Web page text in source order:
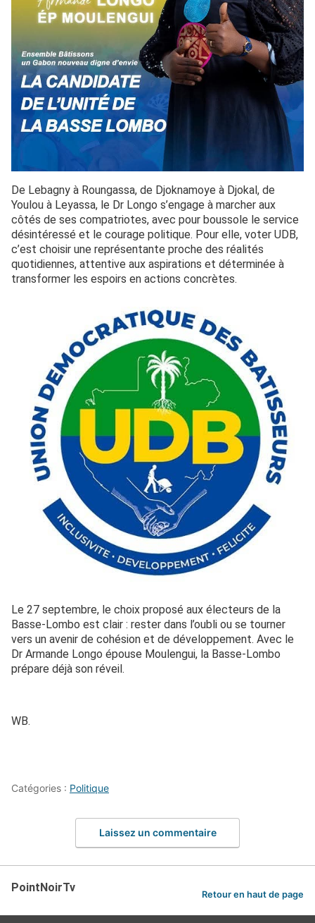
De Lebagny à Roungassa, de Djoknamoye à Djokal, de
Youlou à Leyassa, le Dr Longo s’engage à marcher aux
côtés de ses compatriotes, avec pour boussole le service
désintéressé et le courage politique. Pour elle, voter UDB,
c’est choisir une représentante proche des réalités
quotidiennes, attentive aux aspirations et déterminée à
transformer les espoirs en actions concrètes.
Le 27 septembre, le choix proposé aux électeurs de la
Basse-Lombo est clair : rester dans l’oubli ou se tourner
vers un avenir de cohésion et de développement. Avec le
Dr Armande Longo épouse Moulengui, la Basse-Lombo
prépare déjà son réveil.
WB.
Catégories : Politique
Laissez un commentaire
PointNoirTv
Retour en haut de page